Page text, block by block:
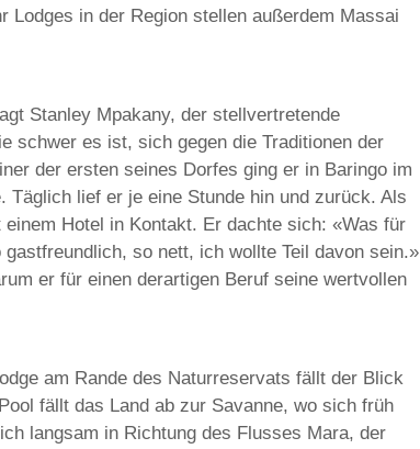
Lodges in der Region stellen außerdem Massai
Stanley Mpakany, der stellvertretende
schwer es ist, sich gegen die Traditionen der
der ersten seines Dorfes ging er in Baringo im
Täglich lief er je eine Stunde hin und zurück. Als
Hotel in Kontakt. Er dachte sich: «Was für
so nett, ich wollte Teil davon sein.»
er für einen derartigen Beruf seine wertvollen
am Rande des Naturreservats fällt der Blick
fällt das Land ab zur Savanne, wo sich früh
langsam in Richtung des Flusses Mara, der